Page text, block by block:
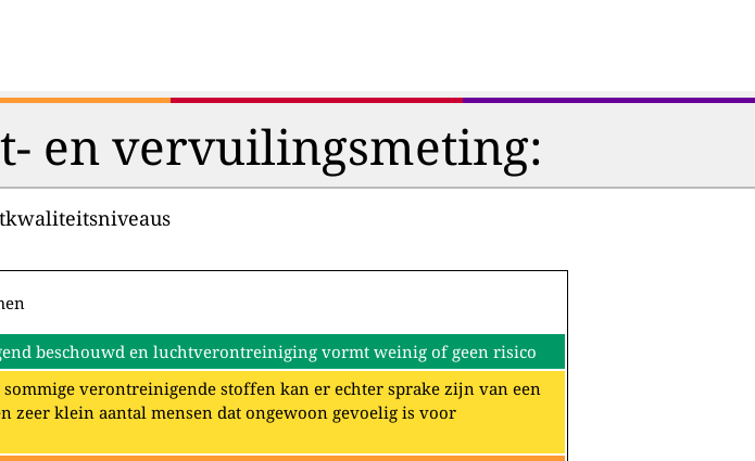
en vervuilingsmeting:
beschouwd en luchtverontreiniging vormt weinig of geen risico
verontreinigende stoffen kan er echter sprake zijn van een
zeer klein aantal mensen dat ongewoon gevoelig is voor